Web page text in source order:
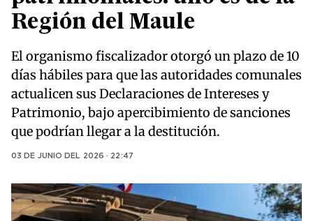
Región del Maule
El organismo fiscalizador otorgó un plazo de 10
días hábiles para que las autoridades comunales
actualicen sus Declaraciones de Intereses y
Patrimonio, bajo apercibimiento de sanciones
que podrían llegar a la destitución.
03 DE JUNIO DEL 2026 · 22:47